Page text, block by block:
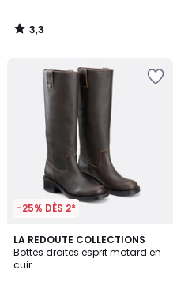
3,3
/
-25% DÈS 2*
LA REDOUTE COLLECTIONS
Bottes droites esprit motard en
cuir
4,8
/ 5